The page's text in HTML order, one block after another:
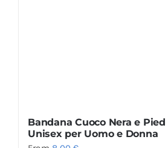
Bandana Cuoco Nera e
Unisex per Uomo e Donna